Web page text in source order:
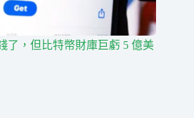
了，但比特幣財庫巨虧 5 億美